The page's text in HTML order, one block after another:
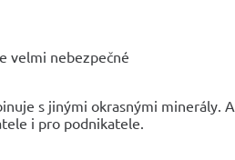
velmi nebezpečné
s jinými okrasnými minerály.
i pro podnikatele.